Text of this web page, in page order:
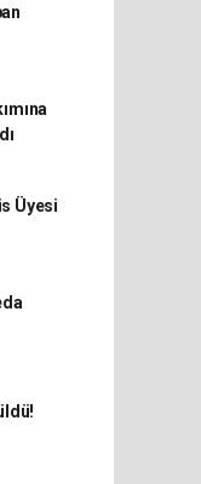
Üyesi